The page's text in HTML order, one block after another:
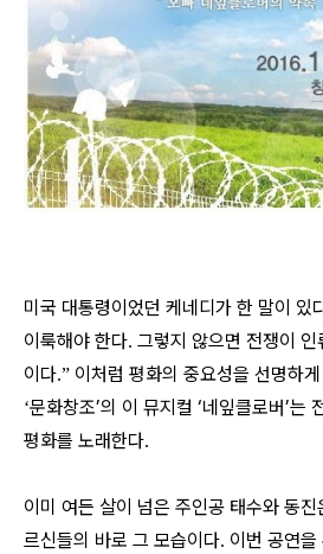
미국 대통령이었던 케네디가 한 말이 있
이룩해야 한다. 그렇지 않으면 전쟁이
이다.” 이처럼 평화의 중요성을 선명하
‘문화창조’의 이 뮤지컬 ‘네잎클로버’는
평화를 노래한다.
이미 여든 살이 넘은 주인공 태수와 동
르신들의 바로 그 모습이다. 이번 공연을